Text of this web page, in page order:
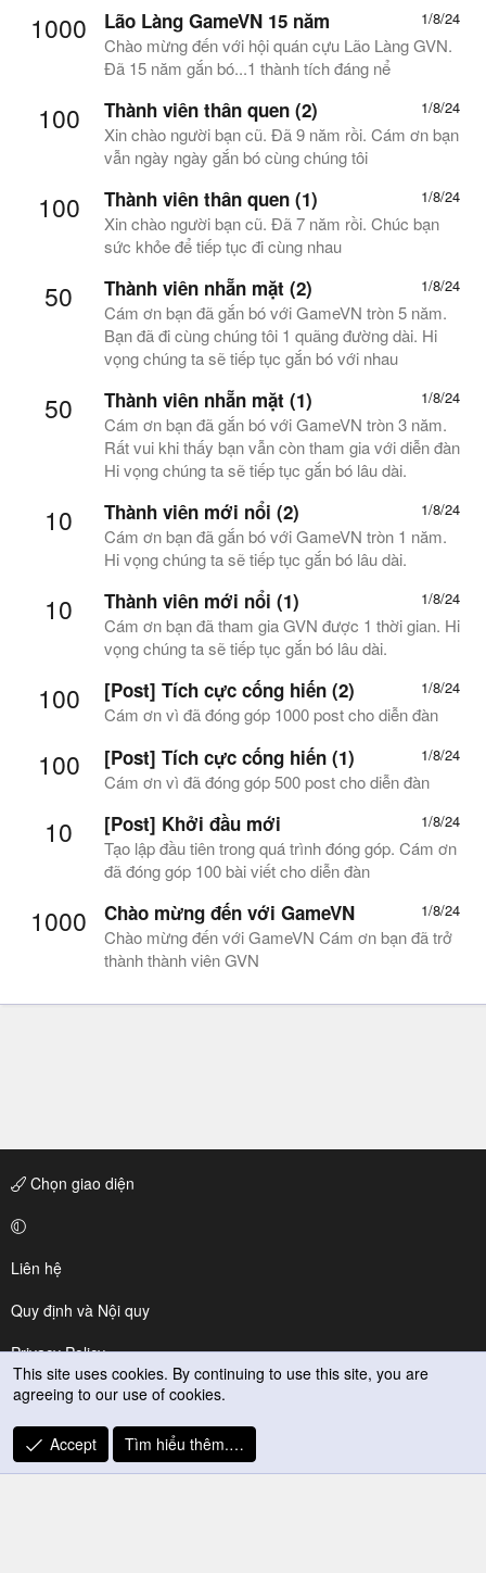
1000 1/8/24
Lão Làng GameVN 15 năm
Chào mừng đến với hội quán cựu Lão Làng GVN.
Đã 15 năm gắn bó...1 thành tích đáng nể
100 1/8/24
Thành viên thân quen (2)
Xin chào người bạn cũ. Đã 9 năm rồi. Cám ơn bạn
vẫn ngày ngày gắn bó cùng chúng tôi
100 1/8/24
Thành viên thân quen (1)
Xin chào người bạn cũ. Đã 7 năm rồi. Chúc bạn
sức khỏe để tiếp tục đi cùng nhau
50 1/8/24
Thành viên nhẵn mặt (2)
Cám ơn bạn đã gắn bó với GameVN tròn 5 năm.
Bạn đã đi cùng chúng tôi 1 quãng đường dài. Hi
vọng chúng ta sẽ tiếp tục gắn bó với nhau
50 1/8/24
Thành viên nhẵn mặt (1)
Cám ơn bạn đã gắn bó với GameVN tròn 3 năm.
Rất vui khi thấy bạn vẫn còn tham gia với diễn đàn
Hi vọng chúng ta sẽ tiếp tục gắn bó lâu dài.
10 1/8/24
Thành viên mới nổi (2)
Cám ơn bạn đã gắn bó với GameVN tròn 1 năm.
Hi vọng chúng ta sẽ tiếp tục gắn bó lâu dài.
10 1/8/24
Thành viên mới nổi (1)
Cám ơn bạn đã tham gia GVN được 1 thời gian. Hi
vọng chúng ta sẽ tiếp tục gắn bó lâu dài.
100 1/8/24
[Post] Tích cực cống hiến (2)
Cám ơn vì đã đóng góp 1000 post cho diễn đàn
100 1/8/24
[Post] Tích cực cống hiến (1)
Cám ơn vì đã đóng góp 500 post cho diễn đàn
10 1/8/24
[Post] Khởi đầu mới
Tạo lập đầu tiên trong quá trình đóng góp. Cám ơn
đã đóng góp 100 bài viết cho diễn đàn
1000 1/8/24
Chào mừng đến với GameVN
Chào mừng đến với GameVN Cám ơn bạn đã trở
thành thành viên GVN
Chọn giao diện
Liên hệ
Quy định và Nội quy
Privacy Policy
Trợ giúp
R
S
This site uses cookies. By continuing to use this site, you are
agreeing to our use of cookies.
Accept Tìm hiểu thêm.…